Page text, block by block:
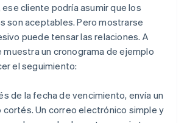
cliente podría asumir que los
son aceptables. Pero mostrarse
puede tensar las relaciones. A
muestra un cronograma de ejemplo
el seguimiento:
de la fecha de vencimiento, envía un
Un correo electrónico simple y